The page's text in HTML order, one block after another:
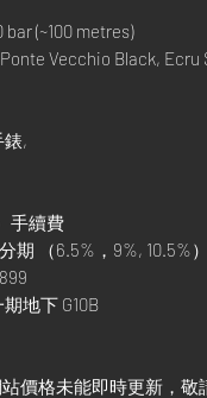
bar (~100 metres)
Ponte Vecchio Black,
錶,
手續費
期 （6.5%，9%, 10.5%）
地下 G10B
價格未能即時更新，敬